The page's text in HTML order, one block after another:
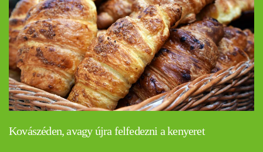
Kovászéden, avagy újra felfedezni a kenyeret